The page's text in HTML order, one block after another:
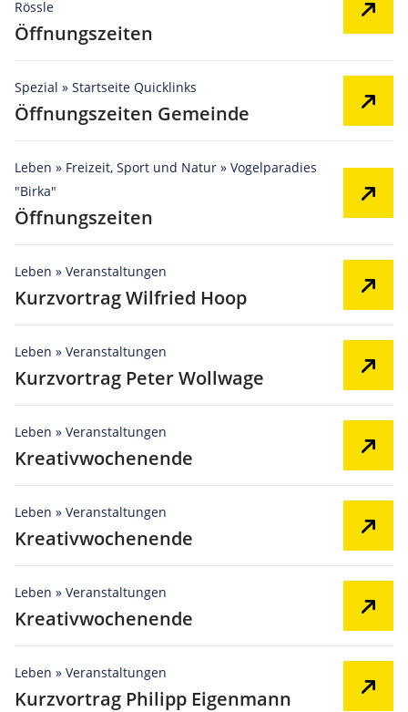
Rössle
Öffnungszeiten
Spezial » Startseite Quicklinks
Öffnungszeiten Gemeinde
Leben » Freizeit, Sport und Natur » Vogelparadies
"Birka"
Öffnungszeiten
Leben » Veranstaltungen
Kurzvortrag Wilfried Hoop
Leben » Veranstaltungen
Kurzvortrag Peter Wollwage
Leben » Veranstaltungen
Kreativwochenende
Leben » Veranstaltungen
Kreativwochenende
Leben » Veranstaltungen
Kreativwochenende
Leben » Veranstaltungen
Kurzvortrag Philipp Eigenmann